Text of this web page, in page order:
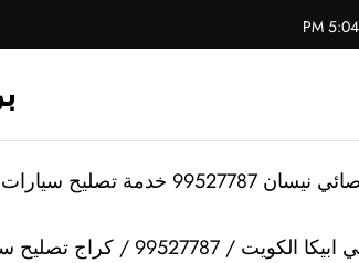
99527787 خدمة تصليح سيارات نيسان
/ 99527787 / كراج تصليح سيارات ابيكا